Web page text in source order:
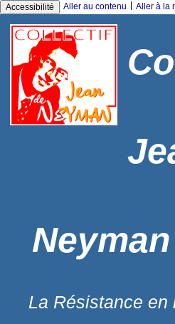
Accessibilité Aller au contenu Aller à la
Neyman
La Résistance en